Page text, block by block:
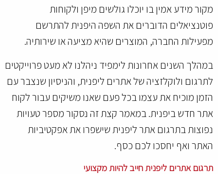
מקור מידע אמין בו יוכלו גולשים מיפן ולקוחות
פוטנציאלים הדוברים את השפה היפנית להתרשם
מפעילות החברה, המוצרים שהיא מציעה או שירותיה.
במהלך השנים אחרונות לימפיד ניהלנו לא מעט פרוייקטים
לתרגום ולוקלזציה של אתרים ליפנית, והניסיון שנצבר עם
הזמן מוכיח את עצמו בכל פעם שאנו משיקים עבור לקוח
אתר חדש ביפנית. במאמר קצת זה נסקור מספר טעויות
נפוצות בתרגום אתר ליפנית שישפרו את אפקטיביות
האתר ואף יחסכו לכם כסף.
תרגום אתרים ליפנית חייב להיות מקצועי